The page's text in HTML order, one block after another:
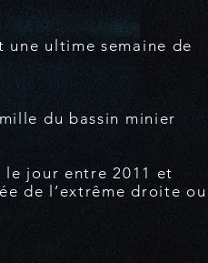
une ultime semaine de
du bassin minier
le jour entre 2011 et
de l’extrême droite ou